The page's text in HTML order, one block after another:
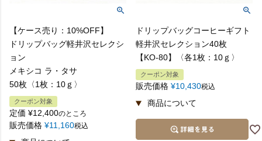
【ケース売り：10%OFF】
ドリップバッグ軽井沢セレクシ
ョン
メキシコ ラ・タサ
50枚〈1枚：10ｇ〉
クーポン対象
定価 ¥12,400のところ
販売価格 ¥11,160税込
ドリップバッグコーヒーギフト
軽井沢セレクション40枚
【KO-80】〈各1枚：10ｇ〉
クーポン対象
販売価格 ¥10,430税込